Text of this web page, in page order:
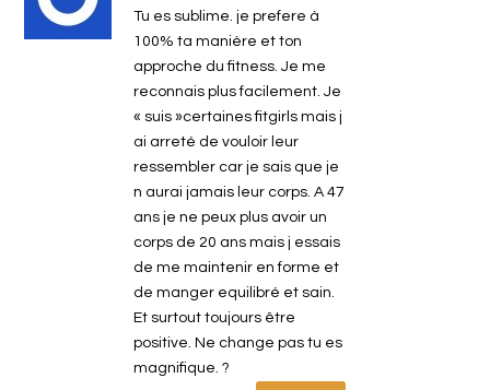
Tu es sublime. je prefere à
100% ta manière et ton
approche du fitness. Je me
reconnais plus facilement. Je
« suis »certaines fitgirls mais j
ai arreté de vouloir leur
ressembler car je sais que je
n aurai jamais leur corps. A 47
ans je ne peux plus avoir un
corps de 20 ans mais j essais
de me maintenir en forme et
de manger equilibré et sain.
Et surtout toujours être
positive. Ne change pas tu es
magnifique. ?